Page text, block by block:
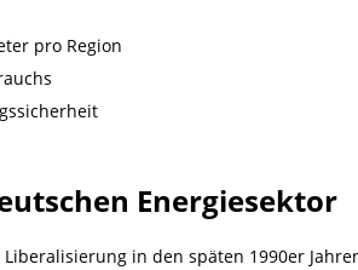
pro Region
Energiesektor
in den späten 1990er